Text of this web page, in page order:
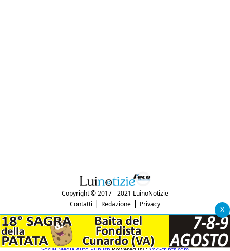
x
Copyright © 2017 - 2021 LuinoNotizie
Contatti | Redazione | Privacy
"Luinonotizie.it è una testata giornalistica iscritta al Registro Stampa del
tribunale di Varese al n. 5/2017 in data 29/6/2017"
P.IVA: 03433740127
Social Media Auto PublishPowered By :XYZScripts.com